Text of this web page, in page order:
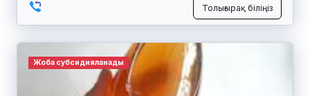
Толығырақ біліңіз
Жоба субсидияланады